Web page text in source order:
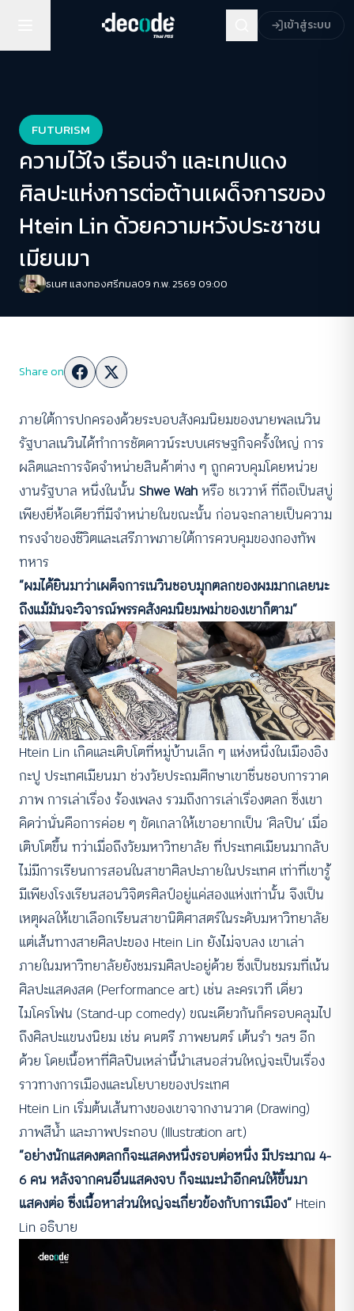
เข้าสู่ระบบ
FUTURISM
ความไว้ใจ เรือนจำ และเทปแดง
ศิลปะแห่งการต่อต้านเผด็จการของ
Htein Lin ด้วยความหวังประชาชน
เมียนมา
ธเนศ แสงทองศรีกมล09 ก.พ. 2569 09:00
Share on
ภายใต้การปกครองด้วยระบอบสังคมนิยมของนายพลเนวิน
รัฐบาลเนวินได้ทำการชัตดาวน์ระบบเศรษฐกิจครั้งใหญ่ การ
ผลิตและการจัดจำหน่ายสินค้าต่าง ๆ ถูกควบคุมโดยหน่วย
งานรัฐบาล หนึ่งในนั้น Shwe Wahหรือ ชเววาห์ ที่ถือเป็นสบู่
เพียงยี่ห้อเดียวที่มีจำหน่ายในขณะนั้น ก่อนจะกลายเป็นความ
ทรงจำของชีวิตและเสรีภาพภายใต้การควบคุมของกองทัพ
ทหาร
“ผมได้ยินมาว่าเผด็จการเนวินชอบมุกตลกของผมมากเลยนะ
ถึงแม้มันจะวิจารณ์พรรคสังคมนิยมพม่าของเขาก็ตาม”
Htein Lin เกิดและเติบโตที่หมู่บ้านเล็ก ๆ แห่งหนึ่งในเมืองอิง
กะปู ประเทศเมียนมา ช่วงวัยประถมศึกษาเขาชื่นชอบการวาด
ภาพ การเล่าเรื่อง ร้องเพลง รวมถึงการเล่าเรื่องตลก ซึ่งเขา
คิดว่านั่นคือการค่อย ๆ ขัดเกลาให้เขาอยากเป็น ‘ศิลปิน’ เมื่อ
เติบโตขึ้น ทว่าเมื่อถึงวัยมหาวิทยาลัย ที่ประเทศเมียนมากลับ
ไม่มีการเรียนการสอนในสาขาศิลปะภายในประเทศ เท่าที่เขารู้
มีเพียงโรงเรียนสอนวิจิตรศิลป์อยู่แค่สองแห่งเท่านั้น จึงเป็น
เหตุผลให้เขาเลือกเรียนสาขานิติศาสตร์ในระดับมหาวิทยาลัย
แต่เส้นทางสายศิลปะของ Htein Lin ยังไม่จบลง เขาเล่า
ภายในมหาวิทยาลัยยังชมรมศิลปะอยู่ด้วย ซึ่งเป็นชมรมที่เน้น
ศิลปะแสดงสด (Performance art) เช่น ละครเวที เดี่ยว
ไมโครโฟน (Stand-up comedy) ขณะเดียวกันก็ครอบคลุมไป
ถึงศิลปะแขนงนิยม เช่น ดนตรี ภาพยนตร์ เต้นรำ ฯลฯ อีก
ด้วย โดยเนื้อหาที่ศิลปินเหล่านี้นำเสนอส่วนใหญ่จะเป็นเรื่อง
ราวทางการเมืองและนโยบายของประเทศ
Htein Lin เริ่มต้นเส้นทางของเขาจากงานวาด (Drawing)
ภาพสีน้ำ และภาพประกอบ (Illustration art)
“อย่างนักแสดงตลกก็จะแสดงหนึ่งรอบต่อหนึ่ง มีประมาณ 4-
6 คน หลังจากคนอื่นแสดงจบ ก็จะแนะนำอีกคนให้ขึ้นมา
แสดงต่อ ซึ่งเนื้อหาส่วนใหญ่จะเกี่ยวข้องกับการเมือง” Htein
Lin อธิบาย